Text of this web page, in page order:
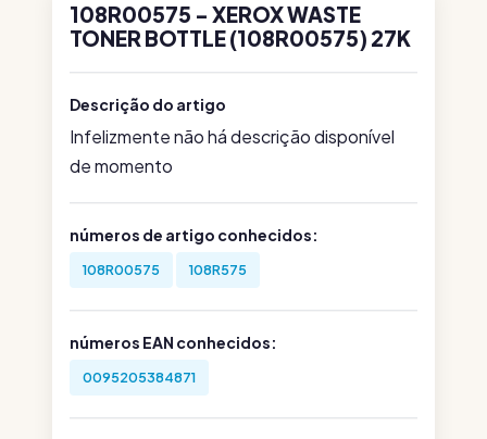
108R00575 - XEROX WASTE
TONER BOTTLE (108R00575) 27K
Descrição do artigo
Infelizmente não há descrição disponível
de momento
números de artigo conhecidos:
108R00575 108R575
números EAN conhecidos:
0095205384871